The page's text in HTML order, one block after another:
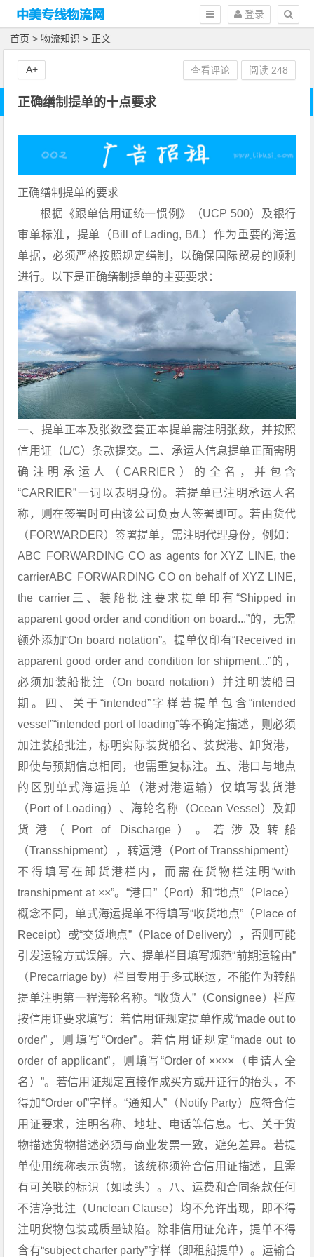
登录
首页 >物流知识 > 正文
正确缮制提单的十点要求
正确缮制提单的要求
根据《跟单信用证统一惯例》（UCP 500）及银行
审单标准，提单（Bill of Lading, B/L）作为重要的海运
单据，必须严格按照规定缮制，以确保国际贸易的顺利
进行。以下是正确缮制提单的主要要求：
一、提单正本及张数整套正本提单需注明张数，并按照
信用证（L/C）条款提交。二、承运人信息提单正面需明
确注明承运人（CARRIER）的全名，并包含
“CARRIER”一词以表明身份。若提单已注明承运人名
称，则在签署时可由该公司负责人签署即可。若由货代
（FORWARDER）签署提单，需注明代理身份，例如：
ABC FORWARDING CO as agents for XYZ LINE, the
carrierABC FORWARDING CO on behalf of XYZ LINE,
the carrier三、装船批注要求提单印有“Shipped in
apparent good order and condition on board...”的，无需
额外添加“On board notation”。提单仅印有“Received in
apparent good order and condition for shipment...”的，
必须加装船批注（On board notation）并注明装船日
期。四、关于“intended”字样若提单包含“intended
vessel”“intended port of loading”等不确定描述，则必须
加注装船批注，标明实际装货船名、装货港、卸货港，
即使与预期信息相同，也需重复标注。五、港口与地点
的区别单式海运提单（港对港运输）仅填写装货港
（Port of Loading）、海轮名称（Ocean Vessel）及卸
货港（Port of Discharge）。若涉及转船
（Transshipment），转运港（Port of Transshipment）
不得填写在卸货港栏内，而需在货物栏注明“with
transhipment at ××”。“港口”（Port）和“地点”（Place）
概念不同，单式海运提单不得填写“收货地点”（Place of
Receipt）或“交货地点”（Place of Delivery），否则可能
引发运输方式误解。六、提单栏目填写规范“前期运输由”
（Precarriage by）栏目专用于多式联运，不能作为转船
提单注明第一程海轮名称。“收货人”（Consignee）栏应
按信用证要求填写：若信用证规定提单作成“made out to
order”，则填写“Order”。若信用证规定“made out to
order of applicant”，则填写“Order of ××××（申请人全
名）”。若信用证规定直接作成买方或开证行的抬头，不
得加“Order of”字样。“通知人”（Notify Party）应符合信
用证要求，注明名称、地址、电话等信息。七、关于货
物描述货物描述必须与商业发票一致，避免差异。若提
单使用统称表示货物，该统称须符合信用证描述，且需
有可关联的标识（如唛头）。八、运费和合同条款任何
不洁净批注（Unclean Clause）均不允许出现，即不得
注明货物包装或质量缺陷。除非信用证允许，提单不得
含有“subject charter party”字样（即租船提单）。运输合
查看评论 阅读 248
A+